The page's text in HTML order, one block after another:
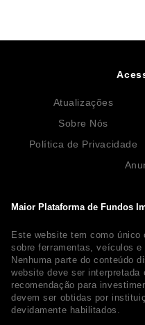
Maior Plataforma de Fundos
Este website tem como único
sobre ferramentas, veículos e
Nenhuma parte do conteúdo
website deve ser interpretada
recomendação para
devem ser obtidas por
devidamente habilitados.
Atualizações
Sobre Nós
Política de Privacidade